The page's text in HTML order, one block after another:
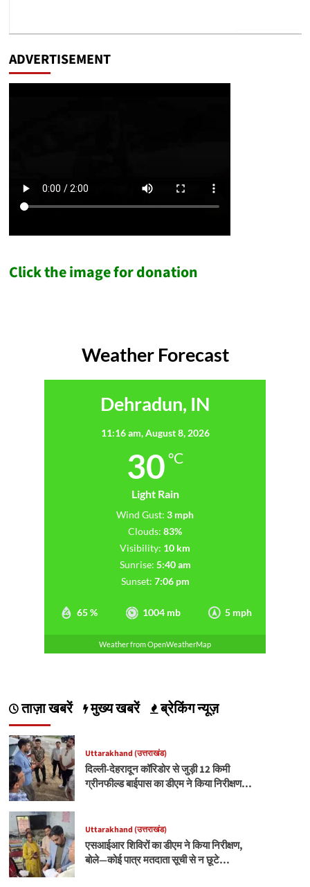
ADVERTISEMENT
Click the image for donation
Weather Forecast
Dehradun, IN
11:16 am,August 8, 2026
30 °C
Light Rain
65 % 1004 mb 5 mph
Wind Gust: 3 mph
Clouds: 83%
Visibility: 10 km
Sunrise: 5:40 am
Sunset: 7:06 pm
Weather from OpenWeatherMap
ताज़ा खबरें मुख्य खबरें ब्रेकिंग न्यूज़
Uttarakhand (उत्तराखंड)
दिल्ली-देहरादून कॉरिडोर से जुड़ी 12 किमी
ग्रीनफील्ड बाईपास का डीएम ने किया निरीक्षण…
Uttarakhand (उत्तराखंड)
एसआईआर शिविरों का डीएम ने किया निरीक्षण,
बोले—कोई पात्र मतदाता सूची से न छूटे…